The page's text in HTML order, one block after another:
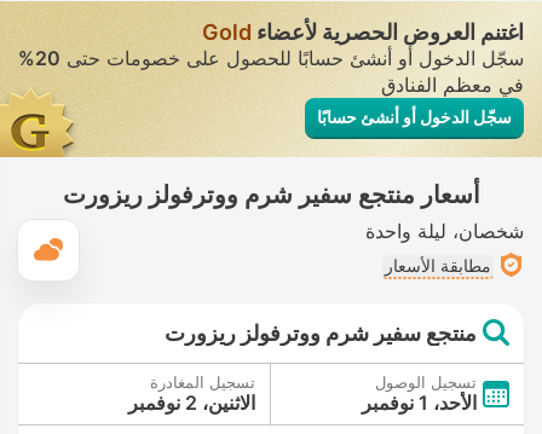
اغتنم العروض الحصرية لأعضاء Gold
سجّل الدخول أو أنشئ حسابًا للحصول على خصومات حتى20%
في معظم الفنادق
سجّل الدخول أو أنشئ حسابًا
أسعار منتجع سفير شرم ووترفولز ريزورت
شخصان ليلة واحدة
مطابقة الأسعار
منتجع سفير شرم ووترفولز ريزورت
تسجيل الوصول
الأحد، 1 نوفمبر
تسجيل المغادرة
الاثنين، 2 نوفمبر